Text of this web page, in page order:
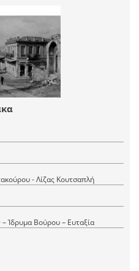
- Λίζας Κουτσαπλή
Ίδρυμα Βούρου – Ευταξία